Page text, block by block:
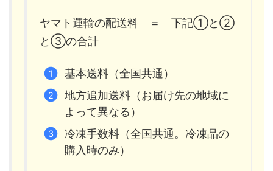
ヤマト運輸の配送料 ＝ 下記①と②
と③の合計
基本送料（全国共通）
地方追加送料（お届け先の地域に
よって異なる）
冷凍手数料（全国共通。冷凍品の
購入時のみ）